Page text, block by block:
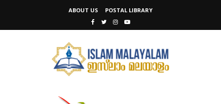
ABOUT US POSTAL LIBRARY